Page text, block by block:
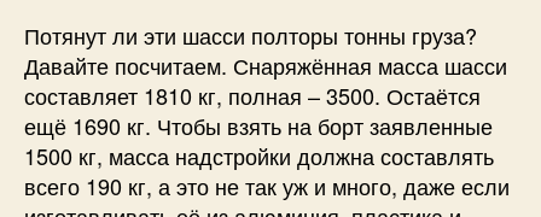
Потянут ли эти шасси полторы тонны груза?
Давайте посчитаем. Снаряжённая масса шасси
составляет 1810 кг, полная – 3500. Остаётся
ещё 1690 кг. Чтобы взять на борт заявленные
1500 кг, масса надстройки должна составлять
всего 190 кг, а это не так уж и много, даже если